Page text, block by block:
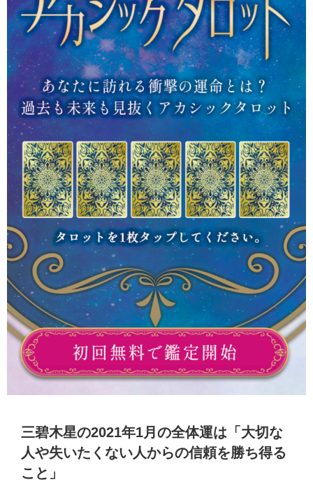
三碧木星の2021年1月の全体運は「大切な
人や失いたくない人からの信頼を勝ち得る
こと」